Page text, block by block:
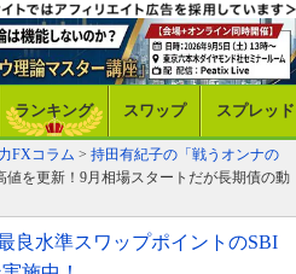
ランキング スワップ スプレッド
FXコラム > 持田有紀子の「戦うオンナの
値を更新！9月相場スタートだが長期債の動
良水準スワップポイントのSBI